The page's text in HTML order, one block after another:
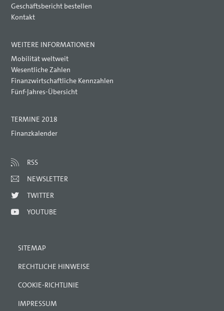
ANHANG
Geschäftsbericht bestellen
Kontakt
WEITERE INFORMATIONEN
Mobilität weltweit
Wesentliche Zahlen
Finanzwirtschaftliche Kennzahlen
Fünf-Jahres-Übersicht
TERMINE 2018
Finanzkalender
RSS
NEWSLETTER
TWITTER
YOUTUBE
SITEMAP
RECHTLICHE HINWEISE
COOKIE-RICHTLINIE
IMPRESSUM